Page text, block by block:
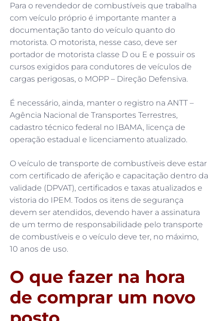
Para o revendedor de combustíveis que trabalha
com veículo próprio é importante manter a
documentação tanto do veículo quanto do
motorista. O motorista, nesse caso, deve ser
portador de motorista classe D ou E e possuir os
cursos exigidos para condutores de veículos de
cargas perigosas, o MOPP – Direção Defensiva.
É necessário, ainda, manter o registro na ANTT –
Agência Nacional de Transportes Terrestres,
cadastro técnico federal no IBAMA, licença de
operação estadual e licenciamento atualizado.
O veículo de transporte de combustíveis deve estar
com certificado de aferição e capacitação dentro da
validade (DPVAT), certificados e taxas atualizados e
vistoria do IPEM. Todos os itens de segurança
devem ser atendidos, devendo haver a assinatura
de um termo de responsabilidade pelo transporte
de combustíveis e o veículo deve ter, no máximo,
10 anos de uso.
O que fazer na hora
de comprar um novo